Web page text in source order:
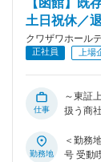
用、ネ
ん、メ
みもあ
トの面
のせい
「居心
土日祝休／
クワザワホール
正社員 上場
仕事
～東証
扱う商社
出向い
事業内容：建設
勤務地
＜勤務
号 受動